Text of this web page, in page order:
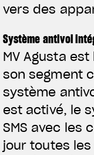
vers des
Système antivol
MV Agusta
son segment
système
est activé, le
SMS avec les
jour toutes